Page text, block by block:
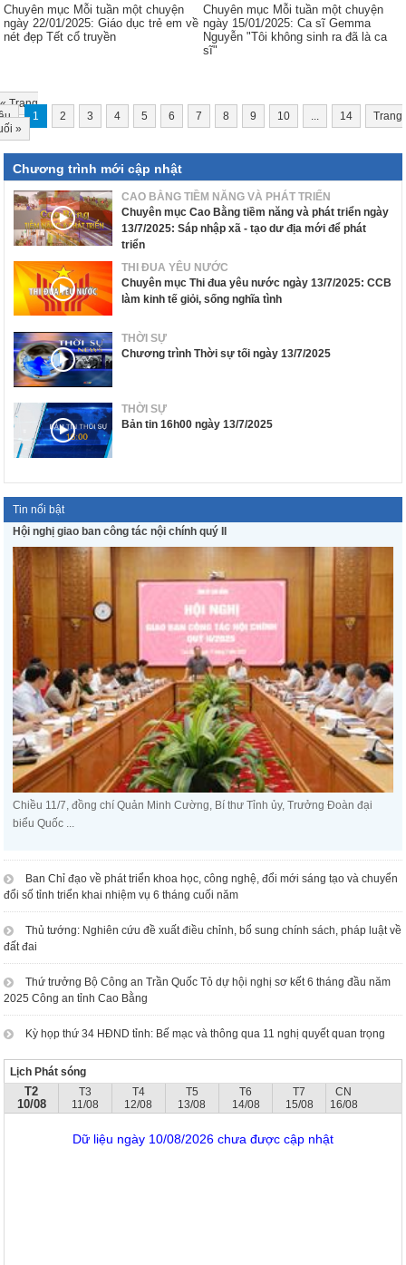
Chuyên mục Mỗi tuần một chuyện
ngày 22/01/2025: Giáo dục trẻ em về
nét đẹp Tết cổ truyền
Chuyên mục Mỗi tuần một chuyện
ngày 15/01/2025: Ca sĩ Gemma
Nguyễn "Tôi không sinh ra đã là ca
sĩ"
«Trang
1 2 3 4 5 6 7 8 9 10 ... 14
Trang
»
Chương trình mới cập nhật
CAO BẰNG TIỀM NĂNG VÀ PHÁT TRIỂN
Chuyên mục Cao Bằng tiềm năng và phát triển ngày
13/7/2025: Sáp nhập xã - tạo dư địa mới để phát
triển
THI ĐUA YÊU NƯỚC
Chuyên mục Thi đua yêu nước ngày 13/7/2025: CCB
làm kinh tế giỏi, sống nghĩa tình
THỜI SỰ
Chương trình Thời sự tối ngày 13/7/2025
THỜI SỰ
Bản tin 16h00 ngày 13/7/2025
Tin nổi bật
Hội nghị giao ban công tác nội chính quý II
Chiều 11/7, đồng chí Quản Minh Cường, Bí thư Tỉnh ủy, Trưởng Đoàn đại
biểu Quốc ...
Ban Chỉ đạo về phát triển khoa học, công nghệ, đổi mới sáng tạo và chuyển
đổi số tỉnh triển khai nhiệm vụ 6 tháng cuối năm
Thủ tướng: Nghiên cứu đề xuất điều chỉnh, bổ sung chính sách, pháp luật về
đất đai
Thứ trưởng Bộ Công an Trần Quốc Tỏ dự hội nghị sơ kết 6 tháng đầu năm
2025 Công an tỉnh Cao Bằng
Kỳ họp thứ 34 HĐND tỉnh: Bế mạc và thông qua 11 nghị quyết quan trọng
Lịch Phát sóng
T2
10/08
T3
11/08
T4
12/08
T5
13/08
T6
14/08
T7
15/08
CN
16/08
Dữ liệu ngày 10/08/2026 chưa được cập nhật